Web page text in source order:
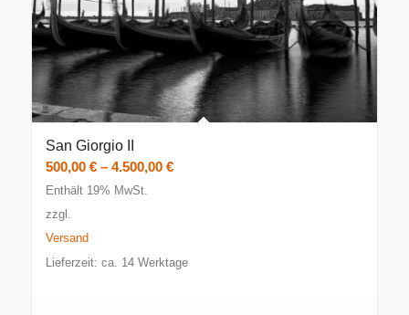
San Giorgio II
500,00 € – 4.500,00 €Preisspanne:
Enthält 19% MwSt.
zzgl.
Versand
Lieferzeit: ca. 14 Werktage